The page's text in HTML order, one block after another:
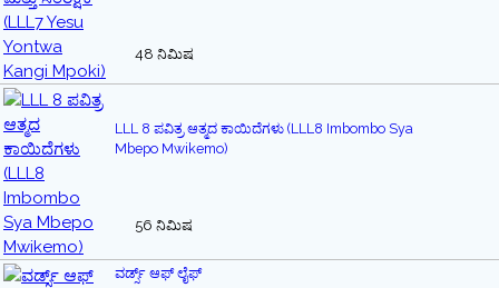
48 ನಿಮಿಷ
LLL 8 ಪವಿತ್ರ ಆತ್ಮದ ಕಾಯಿದೆಗಳು (LLL8 Imbombo Sya
Mbepo Mwikemo)
56 ನಿಮಿಷ
ವರ್ಡ್ಸ್ ಆಫ್ ಲೈಫ್